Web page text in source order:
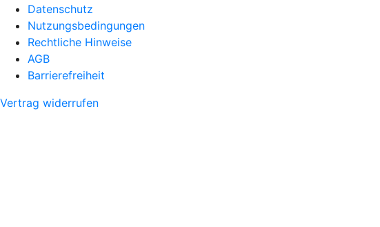
Datenschutz
Nutzungsbedingungen
Rechtliche Hinweise
AGB
Barrierefreiheit
Vertrag widerrufen